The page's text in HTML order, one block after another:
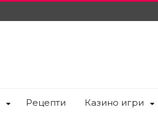
Рецепти Казино игри